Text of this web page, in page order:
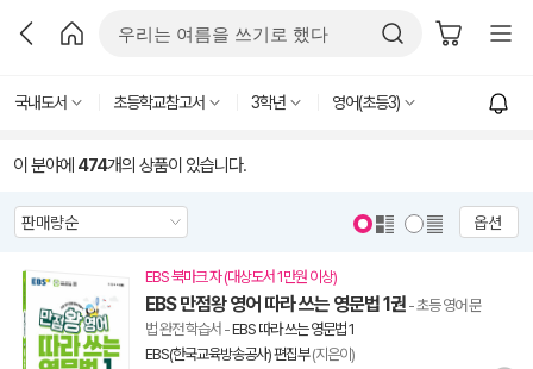
국내도서 초등학교참고서 3학년 영어(초등3)
이 분야에 474개의 상품이 있습니다.
옵션
EBS 북마크 자 (대상도서 1만원 이상)
EBS 만점왕 영어 따라 쓰는 영문법 1권 - 초등 영어 문
법 완전 학습서 -EBS 따라 쓰는 영문법 1
EBS(한국교육방송공사) 편집부(지은이)